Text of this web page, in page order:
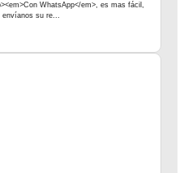
WhatsApp</em>, es mas fácil,
envíanos su re...